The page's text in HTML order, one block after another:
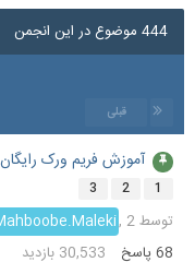
444 موضوع در این انجمن
قبلی
آموزش فریم ورک رایگان Helix
توسط Mahboobe.Maleki ,2 خرداد 1392
68 پاسخ 30,533 بازدید